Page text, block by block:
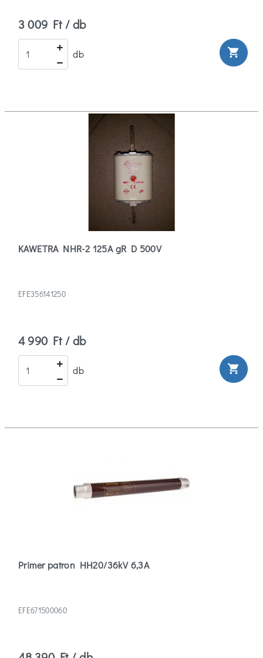
3 009 Ft / db
db shopping_cart
KAWETRA NHR-2 125A gR D 500V
EFE356141250
4 990 Ft / db
db shopping_cart
Primer patron HH20/36kV 6,3A
EFE671500060